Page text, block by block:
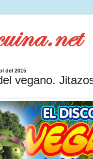
del 2015
vegano.